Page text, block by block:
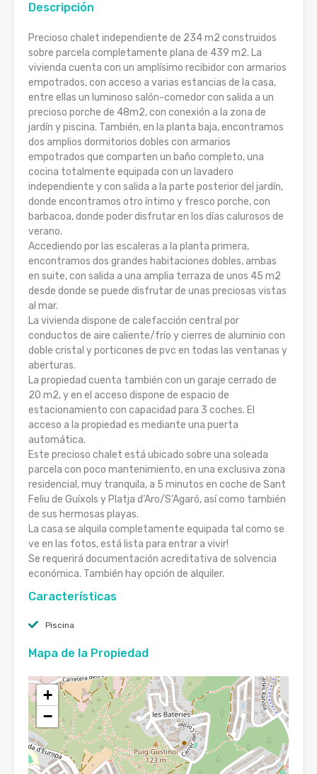
Descripción
Precioso chalet independiente de 234 m2 construidos
sobre parcela completamente plana de 439 m2. La
vivienda cuenta con un amplísimo recibidor con armarios
empotrados, con acceso a varias estancias de la casa,
entre ellas un luminoso salón-comedor con salida a un
precioso porche de 48m2, con conexión a la zona de
jardín y piscina. También, en la planta baja, encontramos
dos amplios dormitorios dobles con armarios
empotrados que comparten un baño completo, una
cocina totalmente equipada con un lavadero
independiente y con salida a la parte posterior del jardín,
donde encontramos otro íntimo y fresco porche, con
barbacoa, donde poder disfrutar en los días calurosos de
verano.
Accediendo por las escaleras a la planta primera,
encontramos dos grandes habitaciones dobles, ambas
en suite, con salida a una amplia terraza de unos 45 m2
desde donde se puede disfrutar de unas preciosas vistas
al mar.
La vivienda dispone de calefacción central por
conductos de aire caliente/frío y cierres de aluminio con
doble cristal y porticones de pvc en todas las ventanas y
aberturas.
La propiedad cuenta también con un garaje cerrado de
20 m2, y en el acceso dispone de espacio de
estacionamiento con capacidad para 3 coches. El
acceso a la propiedad es mediante una puerta
automática.
Este precioso chalet está ubicado sobre una soleada
parcela con poco mantenimiento, en una exclusiva zona
residencial, muy tranquila, a 5 minutos en coche de Sant
Feliu de Guíxols y Platja d’Aro/S’Agaró, así como también
de sus hermosas playas.
La casa se alquila completamente equipada tal como se
ve en las fotos, está lista para entrar a vivir!
Se requerirá documentación acreditativa de solvencia
económica. También hay opción de alquiler.
Características
Piscina
Mapa de la Propiedad
+
−